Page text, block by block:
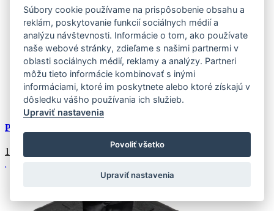
S/50
(2 ks)
Doprava k Vám domov:
Externý sklad (2 ks)
Zasielame do 4-7 pracovných dní
Dopravazadarmo
Pánske jednoradové sako tmavomodré
116.39
Súbory cookie používame na prispôsobenie obsahu a
reklám, poskytovanie funkcií sociálnych médií a
analýzu návštevnosti. Informácie o tom, ako používate
naše webové stránky, zdieľame s našimi partnermi v
oblasti sociálnych médií, reklamy a analýzy. Partneri
môžu tieto informácie kombinovať s inými
informáciami, ktoré im poskytnete alebo ktoré získajú v
dôsledku vášho používania ich služieb.
Upraviť nastavenia
Povoliť všetko
Upraviť nastavenia